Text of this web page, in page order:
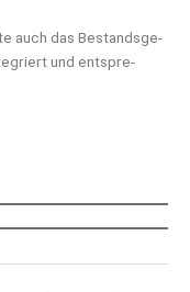
auch das Bestands­ge­
und ent­spre­